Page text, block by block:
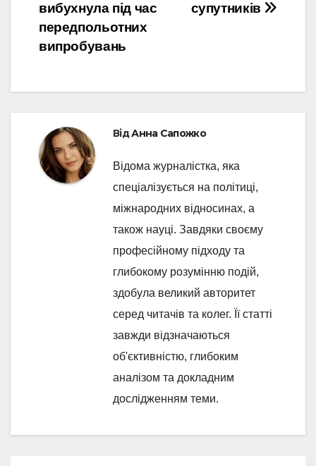
супутників
вибухнула під час
передпольотних
випробувань
ВідАнна Сапожко
Відома журналістка, яка
спеціалізується на політиці,
міжнародних відносинах, а
також науці. Завдяки своєму
професійному підходу та
глибокому розумінню подій,
здобула великий авторитет
серед читачів та колег. Її статті
завжди відзначаються
об'єктивністю, глибоким
аналізом та докладним
дослідженням теми.